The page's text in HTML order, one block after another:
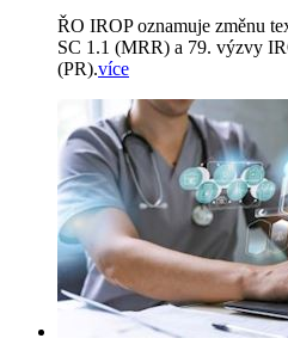
ŘO IROP oznamuje změnu
SC 1.1 (MRR) a 79. výzvy
(PR).více